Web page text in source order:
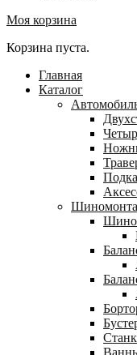
Моя корзина
Корзина пуста.
Главная
Каталог